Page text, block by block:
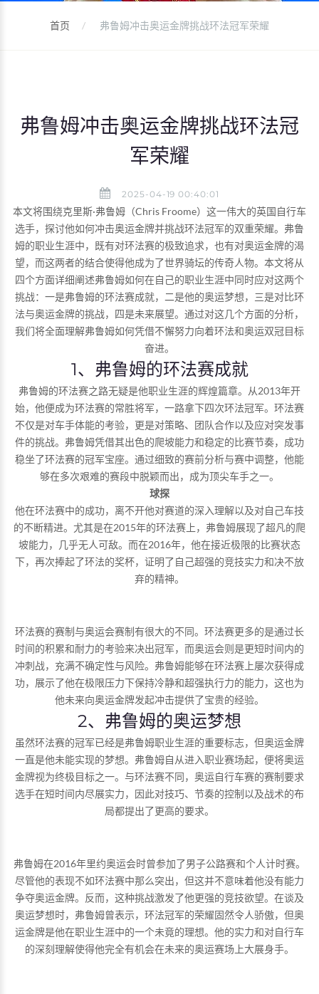
首页 弗鲁姆冲击奥运金牌挑战环法冠军荣耀
弗鲁姆冲击奥运金牌挑战环法冠
军荣耀
2025-04-19 00:40:01
本文将围绕克里斯·弗鲁姆（Chris Froome）这一伟大的英国自行车
选手，探讨他如何冲击奥运金牌并挑战环法冠军的双重荣耀。弗鲁
姆的职业生涯中，既有对环法赛的极致追求，也有对奥运金牌的渴
望，而这两者的结合使得他成为了世界骑坛的传奇人物。本文将从
四个方面详细阐述弗鲁姆如何在自己的职业生涯中同时应对这两个
挑战：一是弗鲁姆的环法赛成就，二是他的奥运梦想，三是对比环
法与奥运金牌的挑战，四是未来展望。通过对这几个方面的分析，
我们将全面理解弗鲁姆如何凭借不懈努力向着环法和奥运双冠目标
奋进。
1、弗鲁姆的环法赛成就
弗鲁姆的环法赛之路无疑是他职业生涯的辉煌篇章。从2013年开
始，他便成为环法赛的常胜将军，一路拿下四次环法冠军。环法赛
不仅是对车手体能的考验，更是对策略、团队合作以及应对突发事
件的挑战。弗鲁姆凭借其出色的爬坡能力和稳定的比赛节奏，成功
稳坐了环法赛的冠军宝座。通过细致的赛前分析与赛中调整，他能
够在多次艰难的赛段中脱颖而出，成为顶尖车手之一。
球探
他在环法赛中的成功，离不开他对赛道的深入理解以及对自己车技
的不断精进。尤其是在2015年的环法赛上，弗鲁姆展现了超凡的爬
坡能力，几乎无人可敌。而在2016年，他在接近极限的比赛状态
下，再次捧起了环法的奖杯，证明了自己超强的竞技实力和决不放
弃的精神。
环法赛的赛制与奥运会赛制有很大的不同。环法赛更多的是通过长
时间的积累和耐力的考验来决出冠军，而奥运会则是更短时间内的
冲刺战，充满不确定性与风险。弗鲁姆能够在环法赛上屡次获得成
功，展示了他在极限压力下保持冷静和超强执行力的能力，这也为
他未来向奥运金牌发起冲击提供了宝贵的经验。
2、弗鲁姆的奥运梦想
虽然环法赛的冠军已经是弗鲁姆职业生涯的重要标志，但奥运金牌
一直是他未能实现的梦想。弗鲁姆自从进入职业赛场起，便将奥运
金牌视为终极目标之一。与环法赛不同，奥运自行车赛的赛制要求
选手在短时间内尽展实力，因此对技巧、节奏的控制以及战术的布
局都提出了更高的要求。
弗鲁姆在2016年里约奥运会时曾参加了男子公路赛和个人计时赛。
尽管他的表现不如环法赛中那么突出，但这并不意味着他没有能力
争夺奥运金牌。反而，这种挑战激发了他更强的竞技欲望。在谈及
奥运梦想时，弗鲁姆曾表示，环法冠军的荣耀固然令人骄傲，但奥
运金牌是他在职业生涯中的一个未竟的理想。他的实力和对自行车
的深刻理解使得他完全有机会在未来的奥运赛场上大展身手。